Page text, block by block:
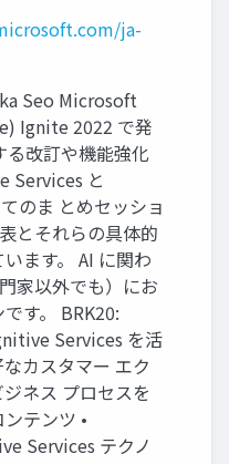
ja-
Seo Microsoft
Ignite 2022 で発
る改訂や機能強化
Services と
のま とめセッショ
とそれらの具体的
ます。 AI に関わ
家以外でも）にお
す。 BRK20:
Services を活
カスタマー エク
ネス プロセスを
テンツ •
Services テクノ